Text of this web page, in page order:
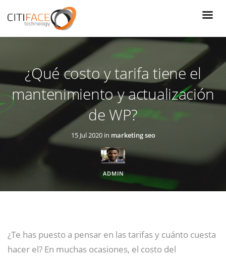
contenido
¿Qué costo y tarifa tiene el
mantenimiento y actualización
de WP?
15 Jul 2020 in marketing seo
ADMIN
¿Te has puesto a pensar en las tarifas y cuánto cuesta
hacer el? En muchas ocasiones, el costo del